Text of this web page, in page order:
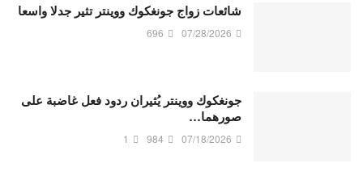
شائعات زواج جونغكوك ووينتر تثير جدلا واسعا
07/28/2026
696
جونغكوك ووينتر يُثيران ردود فعل غاضبة على
صورهما…
07/18/2026
984
1